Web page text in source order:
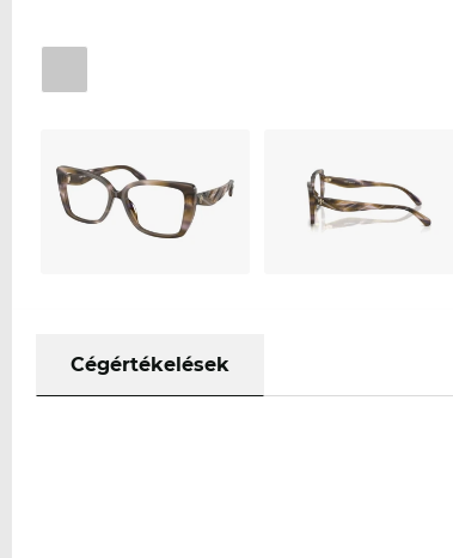
Cégértékelések